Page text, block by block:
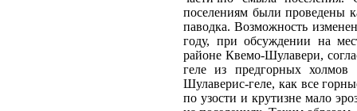
поселениям были проведены
паводка. Возможность
году, при обсуждении на
районе Квемо-Шулавери,
геле из предгорных
Шулаверис-геле, как все
по узости и крутизне мало